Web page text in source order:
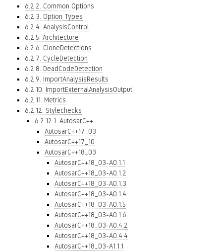
6.2.2. Common Options
6.2.3. Option Types
6.2.4. AnalysisControl
6.2.5. Architecture
6.2.6. CloneDetections
6.2.7. CycleDetection
6.2.8. DeadCodeDetection
6.2.9. ImportAnalysisResults
6.2.10. ImportExternalAnalysisOutput
6.2.11. Metrics
6.2.12. Stylechecks
6.2.12.1. AutosarC++
AutosarC++17_03
AutosarC++17_10
AutosarC++18_03
AutosarC++18_03-A0.1.1
AutosarC++18_03-A0.1.2
AutosarC++18_03-A0.1.3
AutosarC++18_03-A0.1.4
AutosarC++18_03-A0.1.5
AutosarC++18_03-A0.1.6
AutosarC++18_03-A0.4.2
AutosarC++18_03-A0.4.4
AutosarC++18_03-A1.1.1